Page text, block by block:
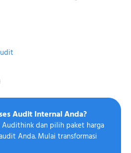
Audit Internal Anda?
dan pilih paket harga
Anda. Mulai transformasi